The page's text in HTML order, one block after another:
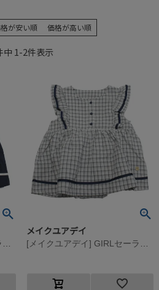
が安い順 価格が高い順
中 1-2件表示
[メイクユアデイ] GIRLセーラーロンパ ネイビー(NB)
メイクユアデイ
[メイクユアデイ] GIRLセーラーロンパ グレー(GY)